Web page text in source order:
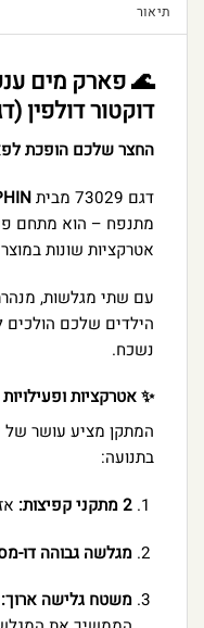
תיאור
דוקטור דולפין (דגם
החצר שלכם הופכת
דגם 73029 מבית
אטרקציות שונות
עם שתי מגלשות,
הילדים שלכם הולכים
נשכח.
✨ אטרקציות
המתקן מציע עושר של
בתנועה:
2 מתקני קפיצות:
מגלשה גבוהה דו-
משטח גלישה ארוך: